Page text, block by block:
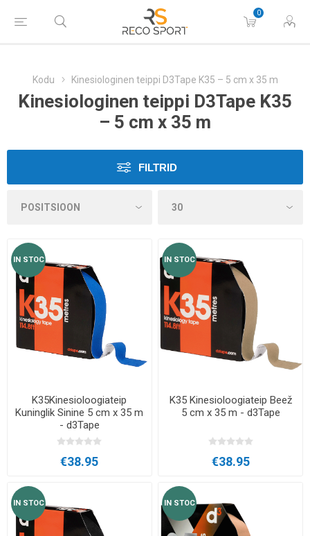
0
Kodu Kinesiologinen teippi D3Tape K35 – 5 cm x 35 m
Kinesiologinen teippi D3Tape K35
– 5 cm x 35 m
FILTRID
IN STOC
K35Kinesioloogiateip
Kuninglik Sinine 5 cm x 35 m
- d3Tape
€38.95
IN STOC
K35 Kinesioloogiateip Beež
5 cm x 35 m - d3Tape
€38.95
IN STOC IN STOC